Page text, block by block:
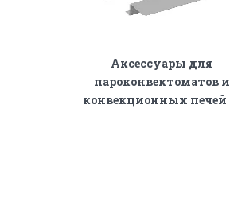
Аксессуары для
пароконвектоматов и
конвекционных печей